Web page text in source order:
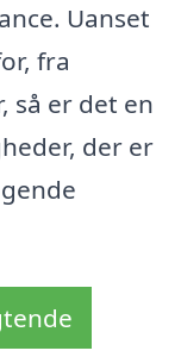
Uanset
fra
så er det en
der er